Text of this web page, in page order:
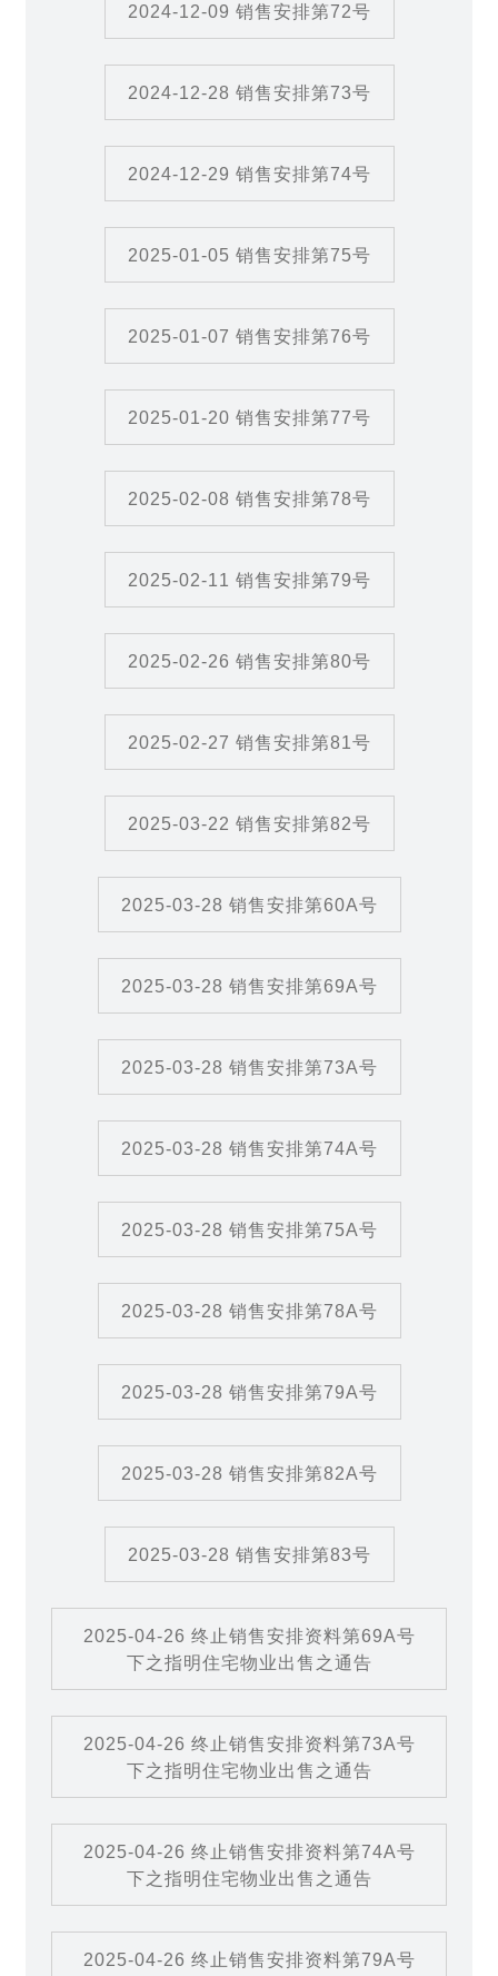
2024-12-09 销售安排第72号
2024-12-28 销售安排第73号
2024-12-29 销售安排第74号
2025-01-05 销售安排第75号
2025-01-07 销售安排第76号
2025-01-20 销售安排第77号
2025-02-08 销售安排第78号
2025-02-11 销售安排第79号
2025-02-26 销售安排第80号
2025-02-27 销售安排第81号
2025-03-22 销售安排第82号
2025-03-28 销售安排第60A号
2025-03-28 销售安排第69A号
2025-03-28 销售安排第73A号
2025-03-28 销售安排第74A号
2025-03-28 销售安排第75A号
2025-03-28 销售安排第78A号
2025-03-28 销售安排第79A号
2025-03-28 销售安排第82A号
2025-03-28 销售安排第83号
2025-04-26 终止销售安排资料第69A号
下之指明住宅物业出售之通告
2025-04-26 终止销售安排资料第73A号
下之指明住宅物业出售之通告
2025-04-26 终止销售安排资料第74A号
下之指明住宅物业出售之通告
2025-04-26 终止销售安排资料第79A号